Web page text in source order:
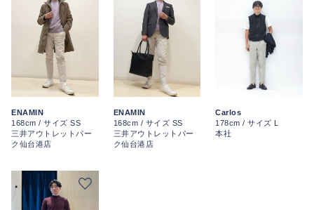
ENAMIN
168cm / サイズ SS
三井アウトレットパー
ク仙台港店
ENAMIN
168cm / サイズ SS
三井アウトレットパー
ク仙台港店
Carlos
178cm / サイズ L
本社